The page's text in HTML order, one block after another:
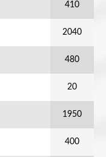
410
2040
480
20
1950
400